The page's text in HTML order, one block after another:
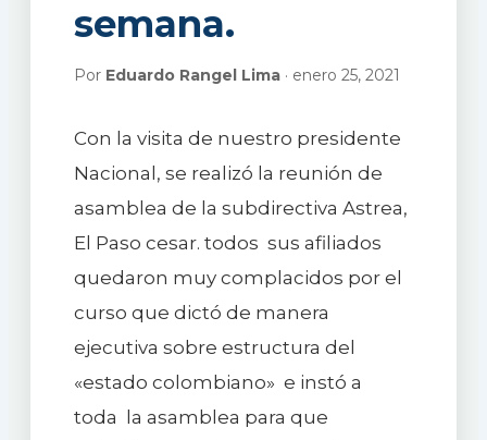
semana.
Por Eduardo Rangel Lima· enero 25, 2021
Con la visita de nuestro presidente
Nacional, se realizó la reunión de
asamblea de la subdirectiva Astrea,
El Paso cesar. todos sus afiliados
quedaron muy complacidos por el
curso que dictó de manera
ejecutiva sobre estructura del
«estado colombiano» e instó a
toda la asamblea para que